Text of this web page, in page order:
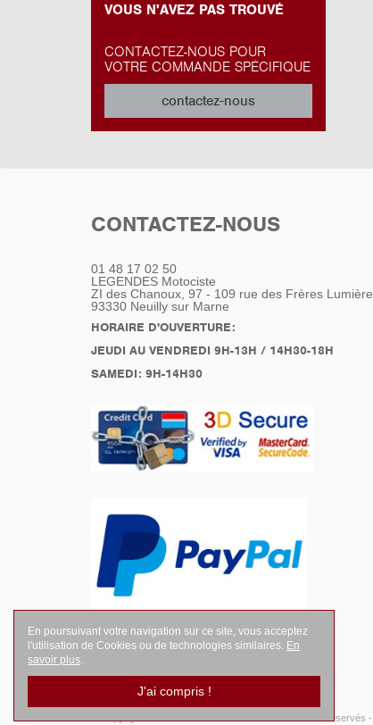
VOUS N'AVEZ PAS TROUVÉ
CONTACTEZ-NOUS POUR
VOTRE COMMANDE SPÉCIFIQUE
contactez-nous
CONTACTEZ-NOUS
01 48 17 02 50
LEGENDES Motociste
ZI des Chanoux, 97 - 109 rue des Frères Lumière
93330 Neuilly sur Marne
HORAIRE D'OUVERTURE:
JEUDI AU VENDREDI 9H-13H / 14H30-18H
SAMEDI: 9H-14H30
- Tous droits réservés -
En poursuivant votre navigation sur ce site, vous acceptez
l'utilisation de Cookies ou de technologies similaires. En
savoir plus
J'ai compris !